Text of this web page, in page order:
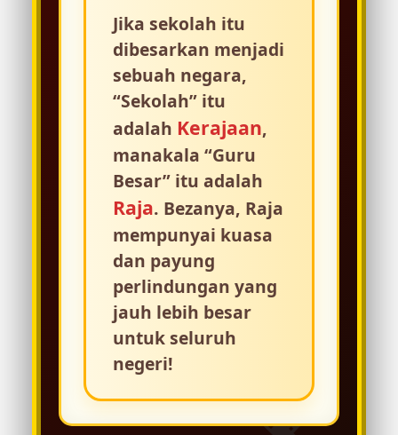
👑
🏰
Jika sekolah itu
dibesarkan menjadi
sebuah negara,
“Sekolah” itu
adalah Kerajaan,
manakala “Guru
Besar” itu adalah
Raja. Bezanya, Raja
mempunyai kuasa
dan payung
perlindungan yang
jauh lebih besar
untuk seluruh
negeri!